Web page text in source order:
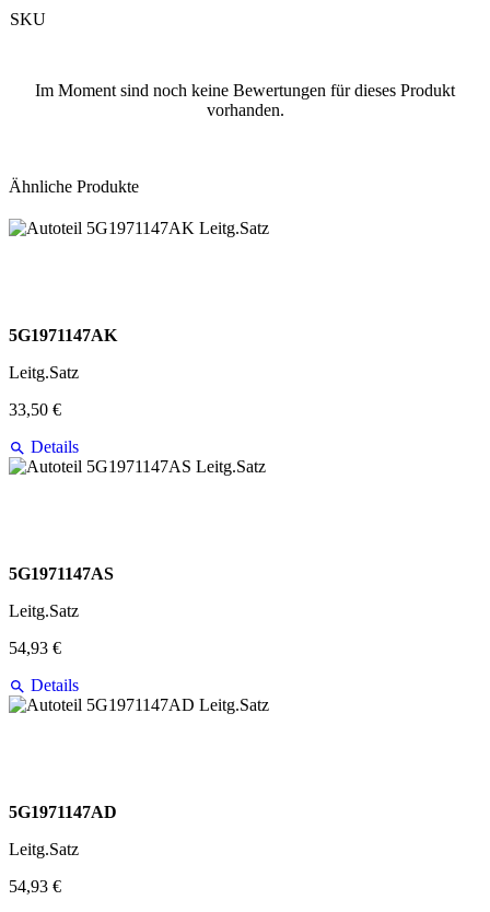
SKU
Im Moment sind noch keine Bewertungen für dieses Produkt
vorhanden.
Ähnliche Produkte
5G1971147AK
Leitg.Satz
33,50 €
Details
5G1971147AS
Leitg.Satz
54,93 €
Details
5G1971147AD
Leitg.Satz
54,93 €